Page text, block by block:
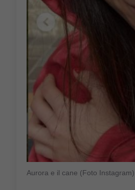
Aurora e il cane (Foto Instagram)